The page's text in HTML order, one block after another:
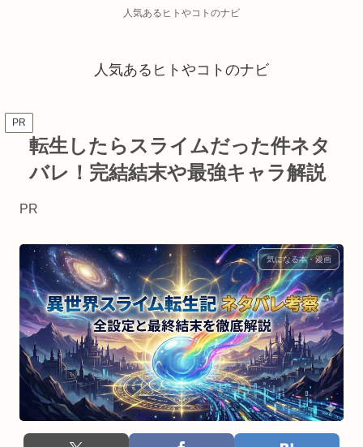
人気あるヒトやコトのナビ
人気あるヒトやコトのナビ
PR
転生したらスライムだった件ネタ
バレ！完結結末や最強キャラ解説
PR
気になる本・漫画